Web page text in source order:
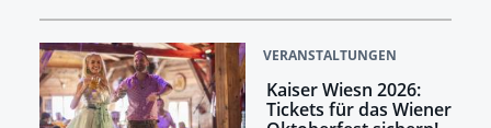
VERANSTALTUNGEN
Kaiser Wiesn 2026:
Tickets für das Wiener